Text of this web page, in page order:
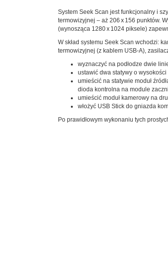
System Seek Scan jest funkcjonalny i
termowizyjnej – aż 206 x 156 punktów.
(wynosząca 1280 x 1024 piksele)
W skład systemu Seek Scan wchodzi:
termowizyjnej (z kablem USB-A),
wyznaczyć na podłodze dwie
ustawić dwa statywy o
umieścić na statywie moduł
dioda kontrolna na module
umieścić moduł kamerowy na
włożyć USB Stick do gniazda
Po prawidłowym wykonaniu tych